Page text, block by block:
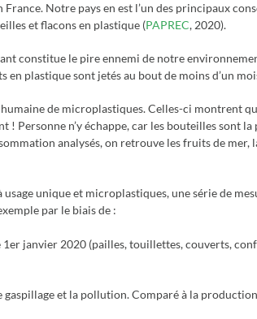
Notre pays en est l’un des principaux
et flacons en plastique (PAPREC, 2020).
constitue le pire ennemi de notre
plastique sont jetés au bout de moins d’un
de microplastiques. Celles-ci montrent
Personne n’y échappe, car les bouteilles sont
analysés, on retrouve les fruits de
unique et microplastiques, une série de
par le biais de :
janvier 2020 (pailles, touillettes, couverts,
et la pollution. Comparé à la